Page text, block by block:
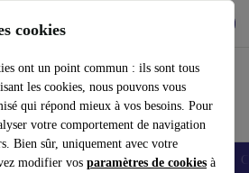
cookies
ont un point commun : ils sont tous
les cookies, nous pouvons vous
qui répond mieux à vos besoins. Pour
votre comportement de navigation
Bien sûr, uniquement avec votre
modifier vos paramètres de cookies à
et facilement
Montres connectées Accessoires